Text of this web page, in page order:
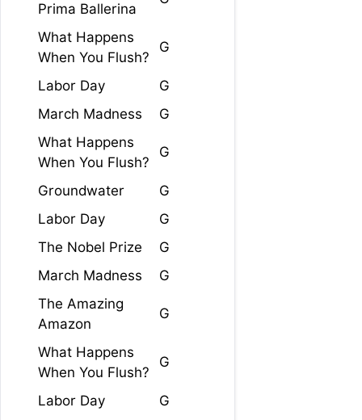
Prima Ballerina
What Happens
When You Flush?
G
Labor Day
G
March Madness
G
What Happens
When You Flush?
G
Groundwater
G
Labor Day
G
The Nobel Prize
G
March Madness
G
The Amazing
Amazon
G
What Happens
When You Flush?
G
Labor Day
G